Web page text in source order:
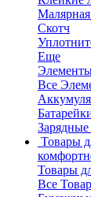
Малярная
Скотч
Еще
Все
Зарядные
Товары
Товары
Все